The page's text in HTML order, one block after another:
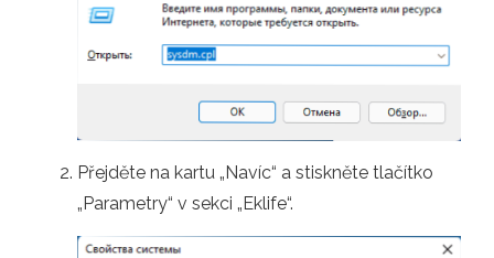
Přejděte na kartu „Navíc“ a stiskněte tlačítko
„Parametry“ v sekci „Eklife“.